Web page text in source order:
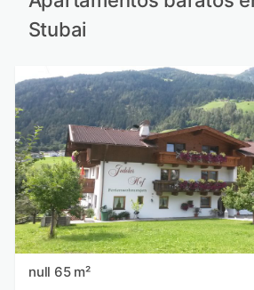
Stubai
null 65 m²